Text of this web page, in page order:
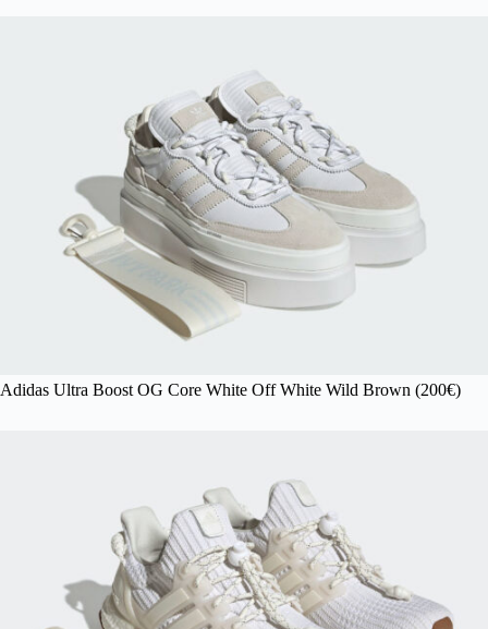
Adidas Ultra Boost OG Core White Off White Wild Brown (200€)